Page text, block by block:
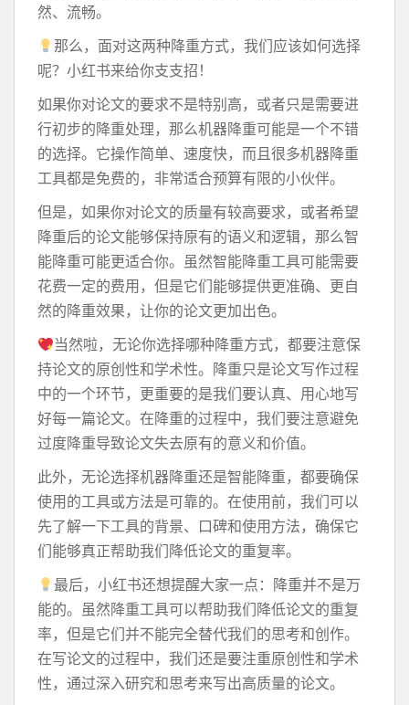
然、流畅。
那么，面对这两种降重方式，我们应该如何选择
呢？小红书来给你支支招！
如果你对论文的要求不是特别高，或者只是需要进
行初步的降重处理，那么机器降重可能是一个不错
的选择。它操作简单、速度快，而且很多机器降重
工具都是免费的，非常适合预算有限的小伙伴。
但是，如果你对论文的质量有较高要求，或者希望
降重后的论文能够保持原有的语义和逻辑，那么智
能降重可能更适合你。虽然智能降重工具可能需要
花费一定的费用，但是它们能够提供更准确、更自
然的降重效果，让你的论文更加出色。
当然啦，无论你选择哪种降重方式，都要注意保
持论文的原创性和学术性。降重只是论文写作过程
中的一个环节，更重要的是我们要认真、用心地写
好每一篇论文。在降重的过程中，我们要注意避免
过度降重导致论文失去原有的意义和价值。
此外，无论选择机器降重还是智能降重，都要确保
使用的工具或方法是可靠的。在使用前，我们可以
先了解一下工具的背景、口碑和使用方法，确保它
们能够真正帮助我们降低论文的重复率。
最后，小红书还想提醒大家一点：降重并不是万
能的。虽然降重工具可以帮助我们降低论文的重复
率，但是它们并不能完全替代我们的思考和创作。
在写论文的过程中，我们还是要注重原创性和学术
性，通过深入研究和思考来写出高质量的论文。